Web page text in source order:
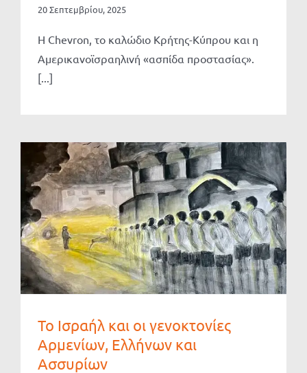
20 Σεπτεμβρίου, 2025
Η Chevron, το καλώδιο Κρήτης-Κύπρου και η
Αμερικανοϊσραηλινή «ασπίδα προστασίας».
[...]
Το Ισραήλ και οι γενοκτονίες
Αρμενίων, Ελλήνων και
Ασσυρίων